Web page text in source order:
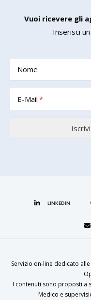
Vuoi ricevere gli
Inserisci
Nome
E-Mail
LINKEDIN
Servizio on-line dedicato
I contenuti sono proposti a
Medico e